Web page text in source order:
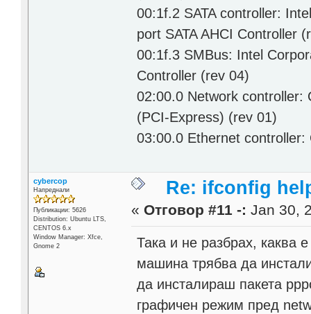
00:1f.2 SATA controller:
port SATA AHCI Controller
00:1f.3 SMBus: Intel
Controller (rev 04)
02:00.0 Network controller:
(PCI-Express) (rev 01)
03:00.0 Ethernet
cybercop
Напреднали
Публикации: 5626
Distribution: Ubuntu LTS,
CENTOS 6.x
Window Manager: Xfce,
Gnome 2
Re: ifconfig
« Отговор #11 -: Jan 30,
Така и не разбрах, каква
машина трябва да
да инсталираш пакета
графичен режим пред